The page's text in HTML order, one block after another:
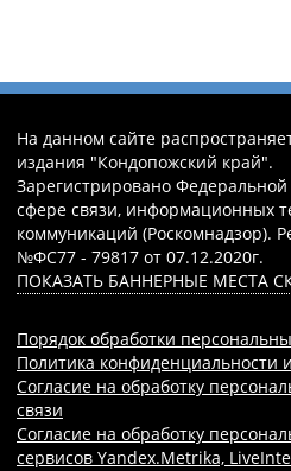
На данном сайте
издания "Кондопожский край".
Зарегистрировано
сфере связи, информационных
коммуникаций (Роскомнадзор).
№ФС77 - 79817 от 07.12.2020г.
ПОКАЗАТЬ БАННЕРНЫЕ МЕСТА
Порядок обработки
Политика
Согласие на обработку
связи
Согласие на обработку
сервисов Yandex.Metrika,